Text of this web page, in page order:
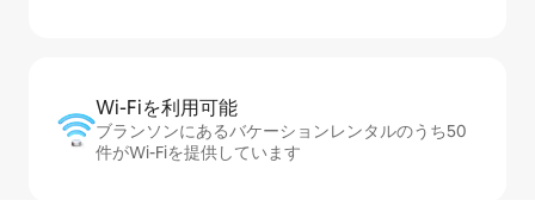
Wi-Fiを利⁠用⁠可⁠能
ブランソンにあるバケーションレンタルのうち50
件がWi-Fiを提供しています